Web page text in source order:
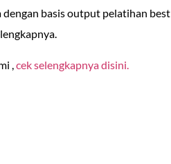
basis output pelatihan best
, cek selengkapnya disini.